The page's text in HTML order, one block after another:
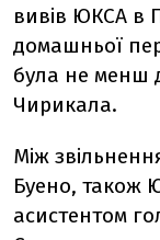
вивів ЮКСА в
домашньої
була не менш
Чирикала.
Між
Буено, також
асистентом